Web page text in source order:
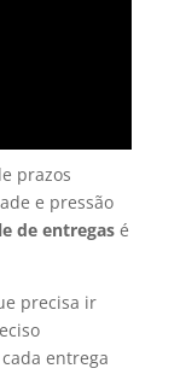
prazos
e pressão
de entregasé
precisa ir
entrega